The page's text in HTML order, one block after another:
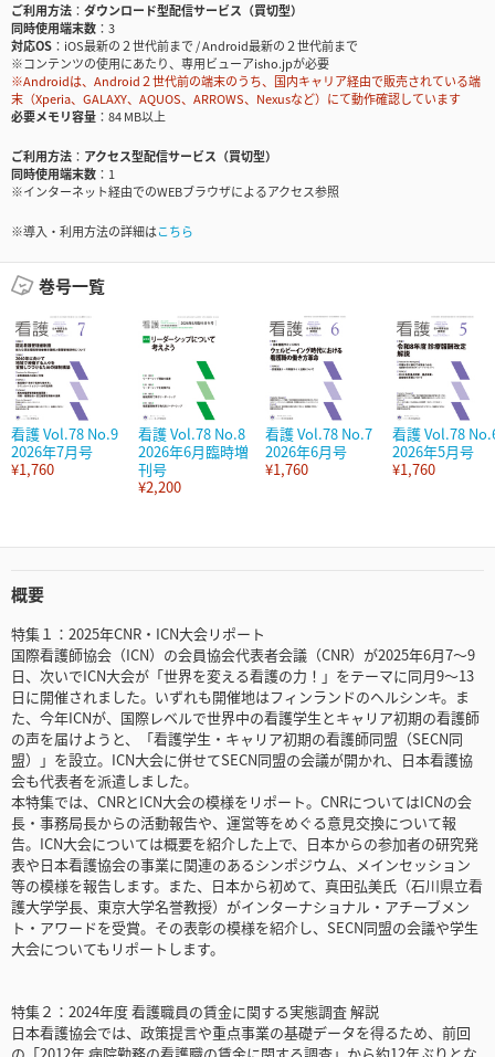
ご利用方法
ダウンロード型配信サービス（買切型）
同時使用端末数
3
対応OS
iOS最新の２世代前まで / Android最新の２世代前まで
※コンテンツの使用にあたり、専用ビューアisho.jpが必要
※Androidは、Android２世代前の端末のうち、国内キャリア経由で販売されている端
末（Xperia、GALAXY、AQUOS、ARROWS、Nexusなど）にて動作確認しています
必要メモリ容量
84 MB以上
ご利用方法
アクセス型配信サービス（買切型）
同時使用端末数
1
※インターネット経由でのWEBブラウザによるアクセス参照
※導入・利用方法の詳細はこちら
巻号一覧
看護 Vol.78 No.9
2026年7月号
¥1,760
看護 Vol.78 No.8
2026年6月臨時増
刊号
¥2,200
看護 Vol.78 No.7
2026年6月号
¥1,760
看護 Vol.78
2026年5月号
¥1,760
概要
特集１：2025年CNR・ICN大会リポート
国際看護師協会（ICN）の会員協会代表者会議（CNR）が2025年6月7〜9
日、次いでICN大会が「世界を変える看護の力！」をテーマに同月9〜13
日に開催されました。いずれも開催地はフィンランドのヘルシンキ。ま
た、今年ICNが、国際レベルで世界中の看護学生とキャリア初期の看護師
の声を届けようと、「看護学生・キャリア初期の看護師同盟（SECN同
盟）」を設立。ICN大会に併せてSECN同盟の会議が開かれ、日本看護協
会も代表者を派遣しました。
本特集では、CNRとICN大会の模様をリポート。CNRについてはICNの会
長・事務局長からの活動報告や、運営等をめぐる意見交換について報
告。ICN大会については概要を紹介した上で、日本からの参加者の研究発
表や日本看護協会の事業に関連のあるシンポジウム、メインセッション
等の模様を報告します。また、日本から初めて、真田弘美氏（石川県立看
護大学学長、東京大学名誉教授）がインターナショナル・アチーブメン
ト・アワードを受賞。その表彰の模様を紹介し、SECN同盟の会議や学生
大会についてもリポートします。
特集２：2024年度 看護職員の賃金に関する実態調査 解説
日本看護協会では、政策提言や重点事業の基礎データを得るため、前回